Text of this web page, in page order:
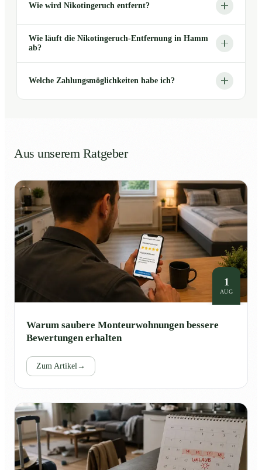
Wie wird Nikotingeruch entfernt?
Wie läuft die Nikotingeruch-Entfernung in Hamm
ab?
Welche Zahlungsmöglichkeiten habe ich?
Aus unserem Ratgeber
1
AUG
Warum saubere Monteurwohnungen bessere
Bewertungen erhalten
Zum Artikel →